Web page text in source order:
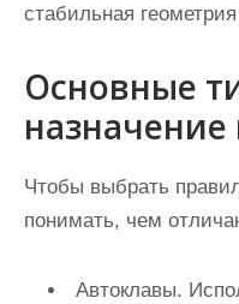
стабильная
Основные
назначение
Чтобы выбрать
понимать, чем
Автоклавы.